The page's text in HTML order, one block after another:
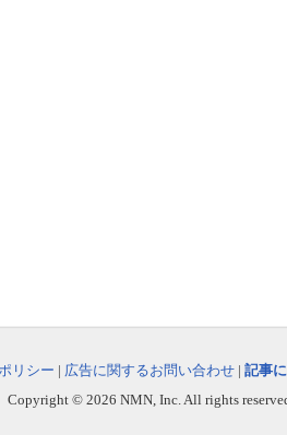
リシー | 広告に関するお問い合わせ | 記事
Copyright © 2026 NMN, Inc. All rights